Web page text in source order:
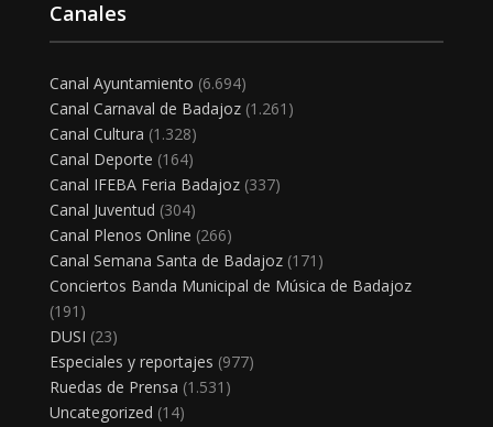
Canales
Canal Ayuntamiento (6.694)
Canal Carnaval de Badajoz(1.261)
Canal Cultura (1.328)
Canal Deporte (164)
Canal IFEBA Feria Badajoz(337)
Canal Juventud (304)
Canal Plenos Online (266)
Canal Semana Santa de Badajoz(171)
Conciertos Banda Municipal de Música de Badajoz
(191)
DUSI (23)
Especiales y reportajes (977)
Ruedas de Prensa (1.531)
Uncategorized (14)